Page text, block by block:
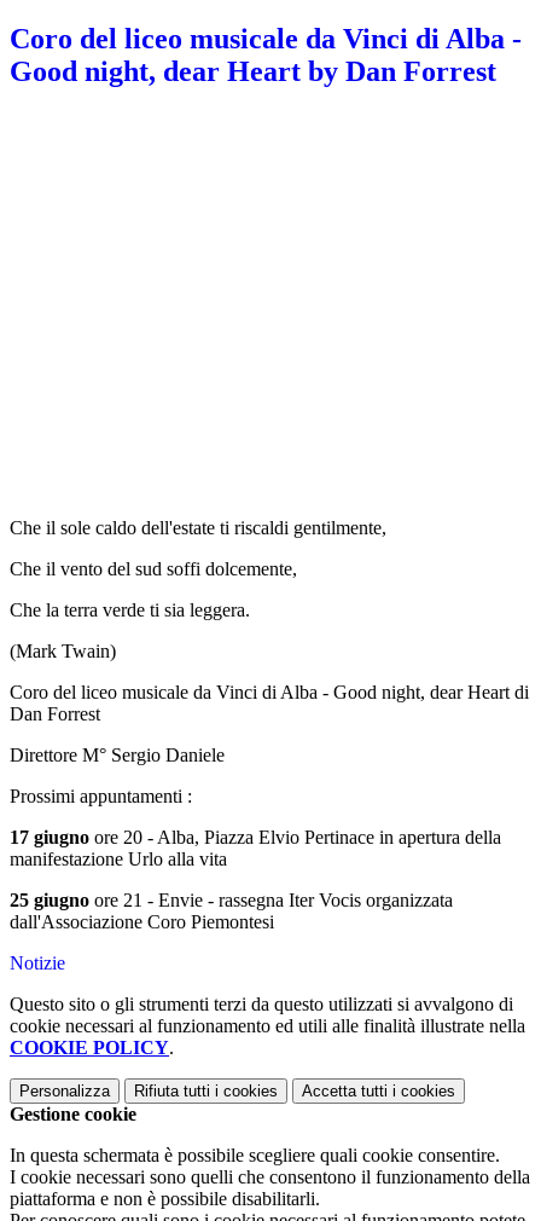
Coro del liceo musicale da Vinci di Alba -
Good night, dear Heart by Dan Forrest
Che il sole caldo dell'estate ti riscaldi gentilmente,
Che il vento del sud soffi dolcemente,
Che la terra verde ti sia leggera.
(Mark Twain)
Coro del liceo musicale da Vinci di Alba - Good night, dear Heart di
Dan Forrest
Direttore M° Sergio Daniele
Prossimi appuntamenti :
17 giugno ore 20 - Alba, Piazza Elvio Pertinace in apertura della
manifestazione Urlo alla vita
25 giugno ore 21 - Envie - rassegna Iter Vocis organizzata
dall'Associazione Coro Piemontesi
Notizie
Questo sito o gli strumenti terzi da questo utilizzati si avvalgono di
cookie necessari al funzionamento ed utili alle finalità illustrate nella
COOKIE POLICY.
Personalizza Rifiuta tutti i cookies Accetta tutti i cookies
Gestione cookie
In questa schermata è possibile scegliere quali cookie consentire.
I cookie necessari sono quelli che consentono il funzionamento della
piattaforma e non è possibile disabilitarli.